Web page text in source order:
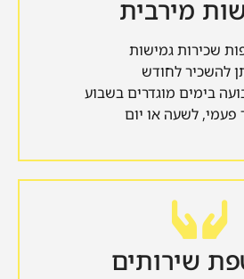
מירבית
שכירות גמישות
להשכיר לחודש
בימים מוגדרים בשבוע
פעמי, לשעה או יום
שירותים